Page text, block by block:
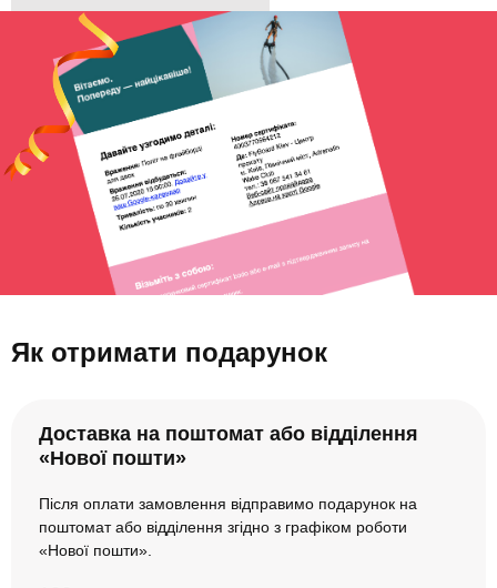
Як отримати подарунок
Доставка на поштомат або відділення
«Нової пошти»
Після оплати замовлення відправимо подарунок на
поштомат або відділення згідно з графіком роботи
«Нової пошти».